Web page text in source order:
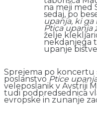
na meji med
sedaj, po
upanja, ki
Ptica upanja
želje
nekdanjega
upanje
Sprejema po koncertu
poslanstvo Ptice
veleposlanik v Avstriji
tudi podpredsednica
evropske in zunanje